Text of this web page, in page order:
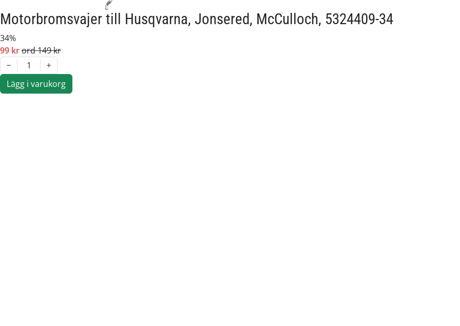
Motorbromsvajer till Husqvarna, Jonsered, McCulloch, 5324409-34
34%
99 krord 149 kr
1
Lägg i varukorg